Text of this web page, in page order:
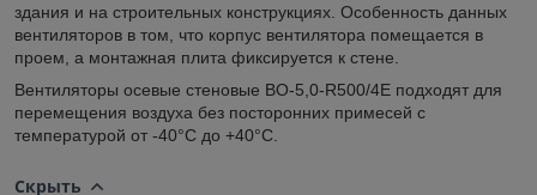
здания и на строительных конструкциях. Особенность данных
вентиляторов в том, что корпус вентилятора помещается в
проем, а монтажная плита фиксируется к стене.
Вентиляторы осевые стеновые ВО-5,0-R500/4E подходят для
перемещения воздуха без посторонних примесей с
температурой от -40°С до +40°С.
Скрыть